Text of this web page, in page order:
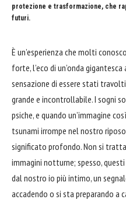
protezione e trasformazione, che
futuri.
È un’esperienza che molti
forte, l’eco di un’onda
sensazione di essere stati
grande e incontrollabile. I sogni
psiche, e quando un’immagine
tsunami irrompe nel nostro
significato profondo. Non si
immagini notturne; spesso,
dal nostro io più intimo, un
accadendo o si sta preparando a